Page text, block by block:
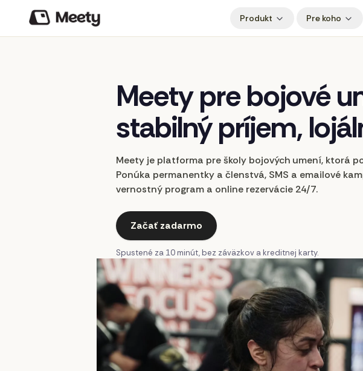
Produkt Pre koho
Meetyprebojové
stabilnýpríjem,
Meety je platforma pre školy bojových umení, ktorá
Ponúka permanentky a členstvá, SMS a emailové
vernostný program a online rezervácie 24/7.
Začať zadarmo
Spustené za 10 minút, bez záväzkov a kreditnej karty.